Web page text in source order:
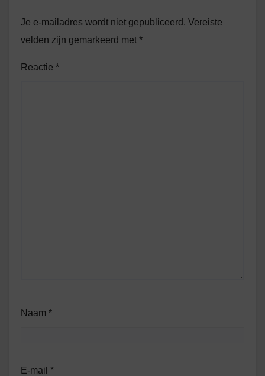
Je e-mailadres wordt niet gepubliceerd. Vereiste
velden zijn gemarkeerd met *
Reactie *
Naam *
E-mail *